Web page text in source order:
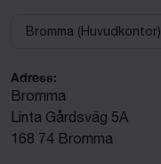
Välj anläggning:
Bromma (Huvudkontor)
Adress:
Bromma
Linta Gårdsväg 5A
168 74 Bromma